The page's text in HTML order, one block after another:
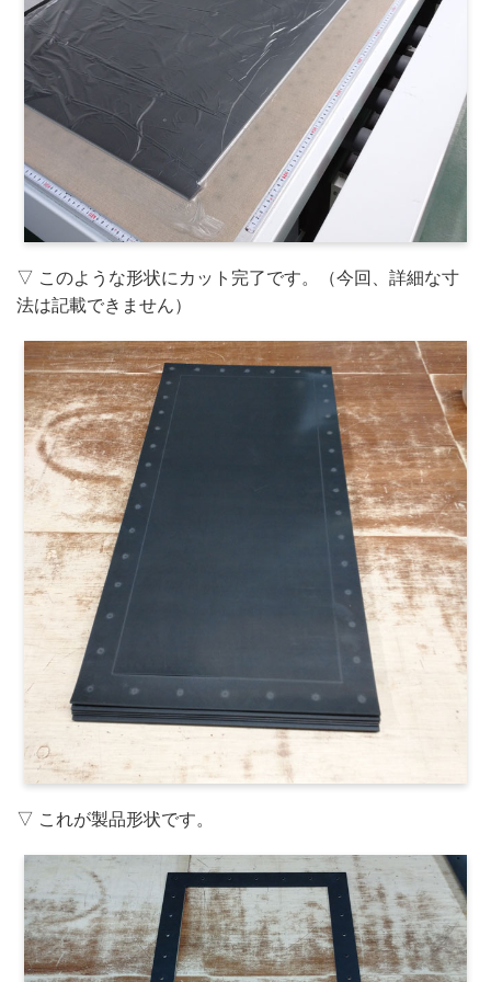
▽ このような形状にカット完了です。（今回、詳細な寸
法は記載できません）
▽ これが製品形状です。